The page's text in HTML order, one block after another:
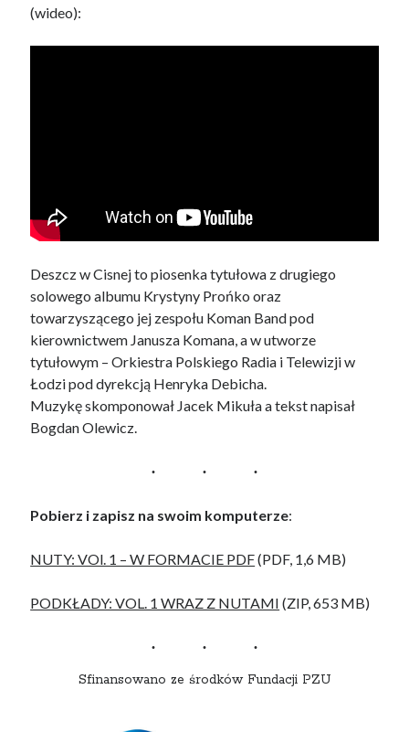
(wideo):
Deszcz w Cisnej to piosenka tytułowa z drugiego
solowego albumu Krystyny Prońko oraz
towarzyszącego jej zespołu Koman Band pod
kierownictwem Janusza Komana, a w utworze
tytułowym – Orkiestra Polskiego Radia i Telewizji w
Łodzi pod dyrekcją Henryka Debicha.
Muzykę skomponował Jacek Mikuła a tekst napisał
Bogdan Olewicz.
Pobierz i zapisz na swoim komputerze:
NUTY: VOl. 1 – W FORMACIE PDF(PDF, 1,6 MB)
PODKŁADY: VOL. 1 WRAZ Z NUTAMI (ZIP, 653 MB)
Sfinansowano ze środków Fundacji PZU